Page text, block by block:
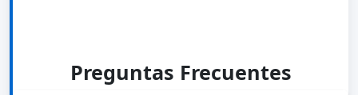
Preguntas Frecuentes